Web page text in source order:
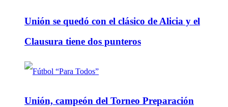
Unión se quedó con el clásico de Alicia y el
Clausura tiene dos punteros
Unión, campeón del Torneo Preparación